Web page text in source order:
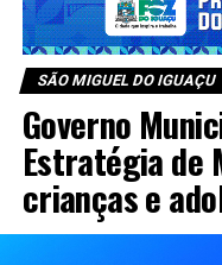
SÃO MIGUEL DO IGUAÇU
Governo
Estratégia de
crianças e